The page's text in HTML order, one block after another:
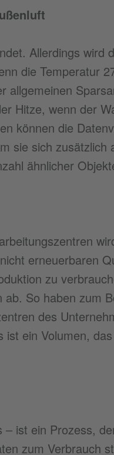
Allerdings wird
die Temperatur
allgemeinen
Hitze, wenn der
können die
sie sich zusätzlich
ähnlicher
erneuerbaren
zu
So haben zum
des
ein Volumen,
ist ein Prozess,
zum Verbrauch